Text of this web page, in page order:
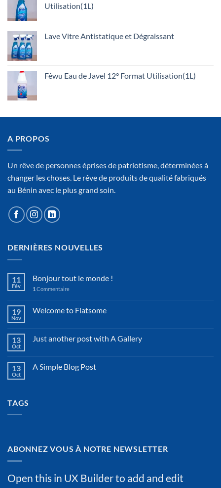
Utilisation(1L)
Lave Vitre Antistatique et Dégraissant
Fêwu Eau de Javel 12° Format Utilisation(1L)
A PROPOS
Un rêve de personnes éprises de patriotisme, déterminées à
changer les choses. Le rêve de produits de qualité fabriqués
au Bénin avec le plus grand soin.
DERNIÈRES NOUVELLES
11
Fév
Bonjour tout le monde !
1 Commentaire
19
Nov
Welcome to Flatsome
13
Oct
Just another post with A Gallery
13
Oct
A Simple Blog Post
TAGS
ABONNEZ VOUS À NOTRE NEWSLETTER
Open this in UX Builder to add and edit